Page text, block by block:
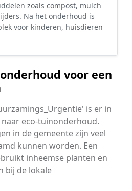
zoals compost, mulch
Na het onderhoud is
voor kinderen, huisdieren
voor een
is er in
eco-tuinonderhoud.
in de gemeente zijn veel
kunnen worden. Een
inheemse planten en
bij de lokale